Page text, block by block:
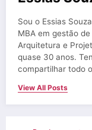
Sou o Essias
MBA em gestão
Arquitetura e
quase 30 anos.
compartilhar todo
View All Posts